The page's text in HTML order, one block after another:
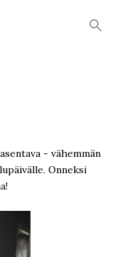
- vähemmän
Onneksi